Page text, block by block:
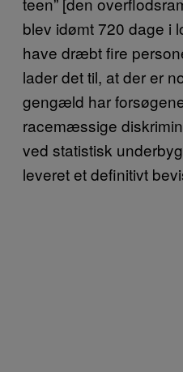
blev idømt 720 dage i
have dræbt fire
lader det til, at der er
gengæld har
racemæssige
ved statistisk
leveret et definitivt